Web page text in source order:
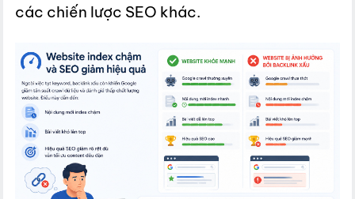
các chiến lược SEO khác.